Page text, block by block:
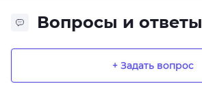
Вопросы и ответы
+ Задать вопрос